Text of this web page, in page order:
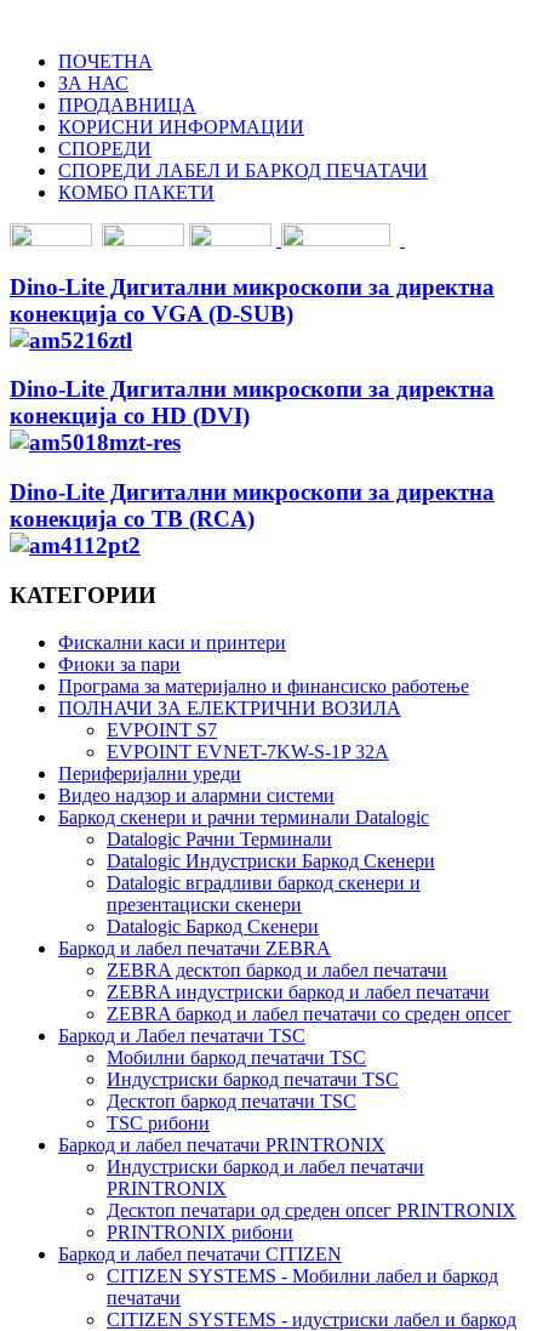
ПОЧЕТНА
ЗА НАС
ПРОДАВНИЦА
КОРИСНИ ИНФОРМАЦИИ
СПОРЕДИ
СПОРЕДИ ЛАБЕЛ И БАРКОД ПЕЧАТАЧИ
КОМБО ПАКЕТИ
Dino-Lite Дигитални микроскопи за директна
конекција со VGA (D-SUB)
Dino-Lite Дигитални микроскопи за директна
конекција со HD (DVI)
Dino-Lite Дигитални микроскопи за директна
конекција со ТВ (RCA)
КАТЕГОРИИ
Фискални каси и принтери
Фиоки за пари
Програма за материјално и финансиско работење
ПОЛНАЧИ ЗА ЕЛЕКТРИЧНИ ВОЗИЛА
EVPOINT S7
EVPOINT EVNET-7KW-S-1P 32A
Периферијални уреди
Видео надзор и алармни системи
Баркод скенери и рачни терминали Datalogic
Datalogic Рачни Терминали
Datalogic Индустриски Баркод Скенери
Datalogic вградливи баркод скенери и
презентациски скенери
Datalogic Баркод Скенери
Баркод и лабел печатачи ZEBRA
ZEBRA десктоп баркод и лабел печатачи
ZEBRA индустриски баркод и лабел печатачи
ZEBRA баркод и лабел печатачи со среден опсег
Баркод и Лабел печатачи TSC
Мобилни баркод печатачи TSC
Индустриски баркод печатачи TSC
Десктоп баркод печатачи TSC
TSC рибони
Баркод и лабел печатачи PRINTRONIX
Индустриски баркод и лабел печатачи
PRINTRONIX
Десктоп печатари од среден опсег PRINTRONIX
PRINTRONIX рибони
Баркод и лабел печатачи CITIZEN
CITIZEN SYSTEMS - Мобилни лабел и баркод
печатачи
CITIZEN SYSTEMS - идустриски лабел и баркод